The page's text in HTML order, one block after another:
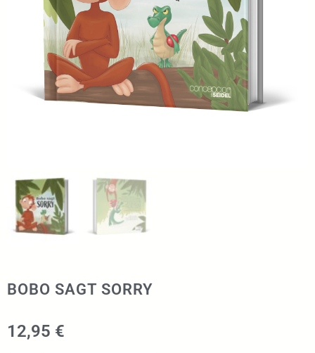
BOBO SAGT SORRY
12,95 €